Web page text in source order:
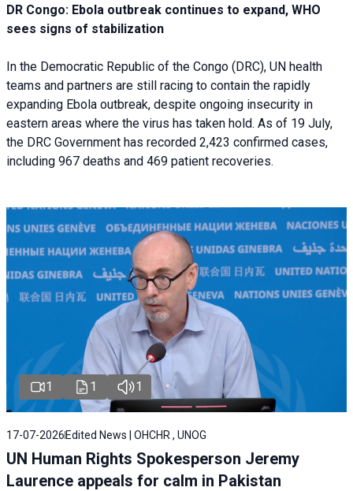
DR Congo: Ebola outbreak continues to expand, WHO
sees signs of stabilization
In the Democratic Republic of the Congo (DRC), UN health
teams and partners are still racing to contain the rapidly
expanding Ebola outbreak, despite ongoing insecurity in
eastern areas where the virus has taken hold. As of 19 July,
the DRC Government has recorded 2,423 confirmed cases,
including 967 deaths and 469 patient recoveries.
1 1 1
17-07-2026 Edited News | OHCHR , UNOG
UN Human Rights Spokesperson Jeremy
Laurence appeals for calm in Pakistan